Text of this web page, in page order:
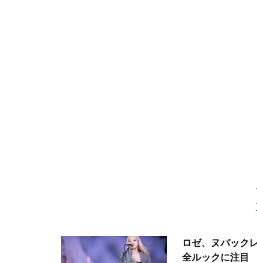
ロゼ、ヌバック
全ルックに注目